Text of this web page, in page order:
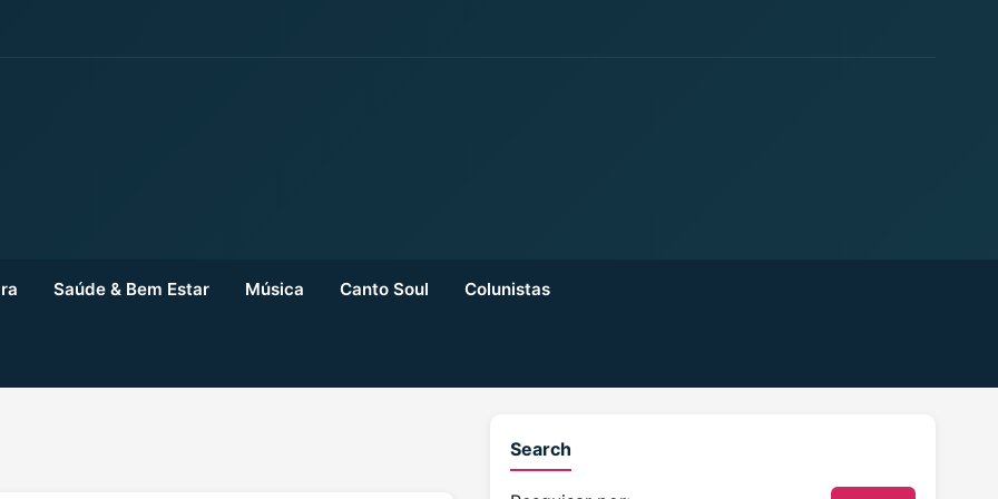
Saúde & Bem Estar Música Canto Soul Colunistas
Search